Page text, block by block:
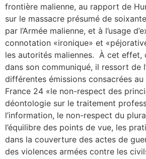
frontière malienne, au rapport de
sur le massacre présumé de
par l’Armée malienne, et à l’usage
connotation «ironique» et
les autorités maliennes. À cet effet,
dans son communiqué, il ressort de
différentes émissions consacrées au
France 24 «le non-respect des
déontologie sur le traitement
l’information, le non-respect du
l’équilibre des points de vue, les
dans la couverture des actes de
des violences armées contre les